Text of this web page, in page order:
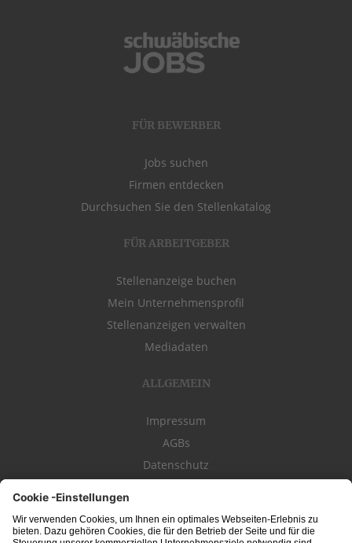
FÜR BEWERBER
Jobs suchen
Firmen entdecken
Durchsuchen Sie den Stellenkatalog
FÜR ARBEITGEBER
Stellenanzeige buchen
Mein Unternehmensprofil
Stellenanzeigen verwalten
Mediadaten
ALLGEMEIN
Impressum
AGBs
Datenschutz